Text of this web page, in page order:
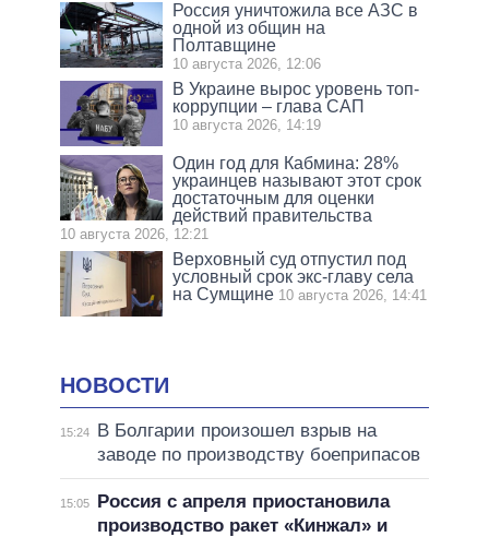
Россия уничтожила все АЗС в
одной из общин на
Полтавщине
10 августа 2026, 12:06
В Украине вырос уровень топ-
коррупции – глава САП
10 августа 2026, 14:19
Один год для Кабмина: 28%
украинцев называют этот срок
достаточным для оценки
действий правительства
10 августа 2026, 12:21
Верховный суд отпустил под
условный срок экс-главу села
на Сумщине 10 августа 2026, 14:41
НОВОСТИ
15:24
В Болгарии произошел взрыв на
заводе по производству боеприпасов
15:05
Россия с апреля приостановила
производство ракет «Кинжал» и